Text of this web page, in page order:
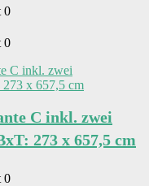
0
0
C inkl. zwei
273 x 657,5 cm
0